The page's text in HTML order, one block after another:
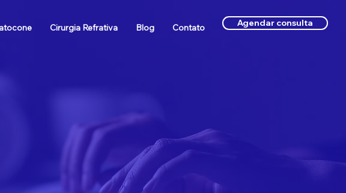
Agendar consulta
Cirurgia Refrativa Blog Contato